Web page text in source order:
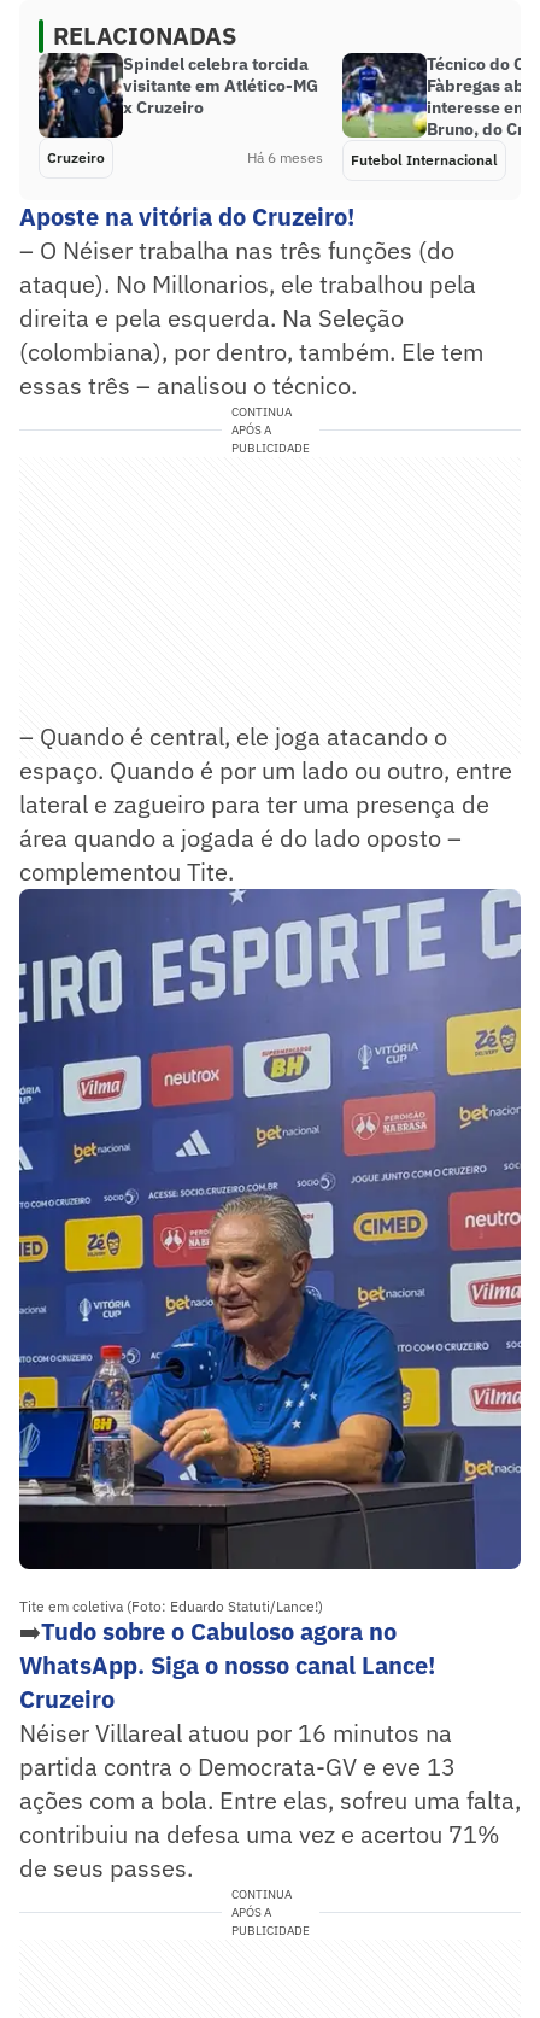
RELACIONADAS
Spindel celebra torcida
visitante em Atlético-MG
x Cruzeiro
Cruzeiro Há 6 meses
Técnico do
Fàbregas
interesse em
Bruno, do
Futebol Internacional
Aposte na vitória do Cruzeiro!
– O Néiser trabalha nas três funções (do
ataque). No Millonarios, ele trabalhou pela
direita e pela esquerda. Na Seleção
(colombiana), por dentro, também. Ele tem
essas três – analisou o técnico.
CONTINUA
APÓS A
PUBLICIDADE
– Quando é central, ele joga atacando o
espaço. Quando é por um lado ou outro, entre
lateral e zagueiro para ter uma presença de
área quando a jogada é do lado oposto –
complementou Tite.
Tite em coletiva (Foto: Eduardo Statuti/Lance!)
➡️Tudo sobre o Cabuloso agora no
WhatsApp. Siga o nosso canal Lance!
Cruzeiro
Néiser Villareal atuou por 16 minutos na
partida contra o Democrata-GV e eve 13
ações com a bola. Entre elas, sofreu uma falta,
contribuiu na defesa uma vez e acertou 71%
de seus passes.
CONTINUA
APÓS A
PUBLICIDADE